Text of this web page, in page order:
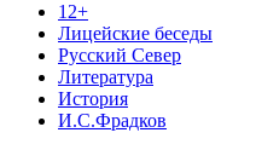
12+
Лицейские беседы
Русский Север
Литература
История
И.С.Фрадков